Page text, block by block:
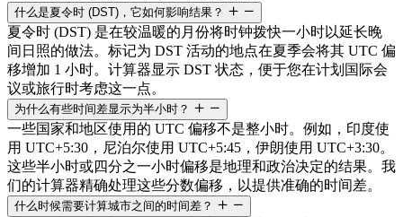
什么是夏令时 (DST)，它如何影响结果？
夏令时 (DST) 是在较温暖的月份将时钟拨快一小时以延长晚
间日照的做法。标记为 DST 活动的地点在夏季会将其 UTC 偏
移增加 1 小时。计算器显示 DST 状态，便于您在计划国际会
议或旅行时考虑这一点。
为什么有些时间差显示为半小时？
一些国家和地区使用的 UTC 偏移不是整小时。例如，印度使
用 UTC+5:30，尼泊尔使用 UTC+5:45，伊朗使用 UTC+3:30。
这些半小时或四分之一小时偏移是地理和政治决定的结果。我
们的计算器精确处理这些分数偏移，以提供准确的时间差。
什么时候需要计算城市之间的时间差？